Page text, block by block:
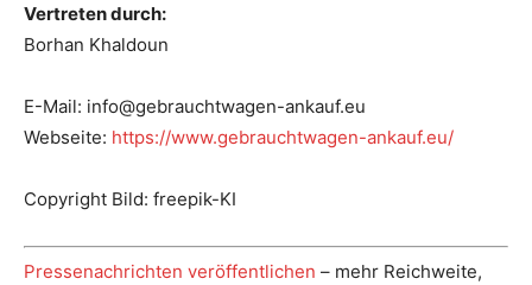
Vertreten durch:
Borhan Khaldoun
E-Mail: info@gebrauchtwagen-ankauf.eu
Webseite: https://www.gebrauchtwagen-ankauf.eu/
Copyright Bild: freepik-KI
Pressenachrichten veröffentlichen – mehr Reichweite,